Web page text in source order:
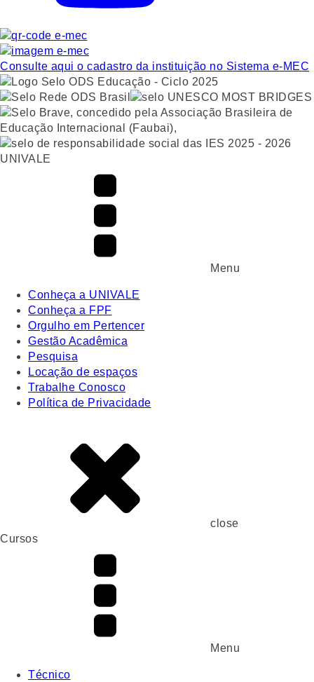
Consulte aqui o cadastro da instituição no Sistema e-MEC
UNIVALE
Menu
Conheça a UNIVALE
Conheça a FPF
Orgulho em Pertencer
Gestão Acadêmica
Pesquisa
Locação de espaços
Trabalhe Conosco
Política de Privacidade
close
Cursos
Menu
Técnico